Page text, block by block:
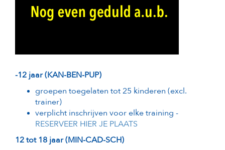
-12 jaar (KAN-BEN-PUP)
groepen toegelaten tot 25 kinderen (excl.
trainer)
verplicht inschrijven voor elke training -
RESERVEER HIER JE PLAATS
12 tot 18 jaar (MIN-CAD-SCH)